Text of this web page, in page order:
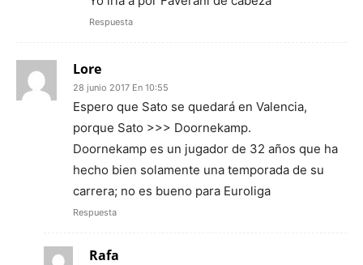
Respuesta
Lore
28 junio 2017 En 10:55
Espero que Sato se quedará en Valencia,
porque Sato >>> Doornekamp.
Doornekamp es un jugador de 32 años que ha
hecho bien solamente una temporada de su
carrera; no es bueno para Euroliga
Respuesta
Rafa